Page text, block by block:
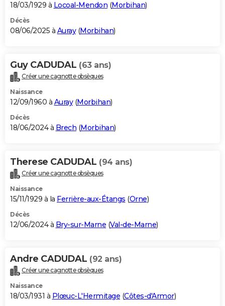
18/03/1929 à Locoal-Mendon (Morbihan)
Décès
08/06/2025 à Auray(Morbihan)
Guy CADUDAL (63 ans)
Créer une cagnotte obsèques
Naissance
12/09/1960 à Auray(Morbihan)
Décès
18/06/2024 à Brech (Morbihan)
Therese CADUDAL (94 ans)
Créer une cagnotte obsèques
Naissance
15/11/1929 à la Ferrière-aux-Étangs (Orne)
Décès
12/06/2024 à Bry-sur-Marne (Val-de-Marne)
Andre CADUDAL (92 ans)
Créer une cagnotte obsèques
Naissance
18/03/1931 à Plœuc-L'Hermitage (Côtes-d'Armor)